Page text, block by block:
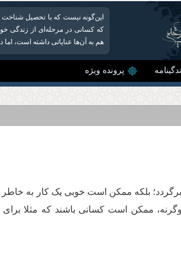
این‌گونه نیست که با تحصیل شناخت
که کسانی در مرحله‌ای از زندگی
هم به آن‌ها عنایاتی داشته است، اما
پرونده ویژه
بلکه ممکن است خوبی یک کار به
ممکن است کسانی باشند که مثلا برای